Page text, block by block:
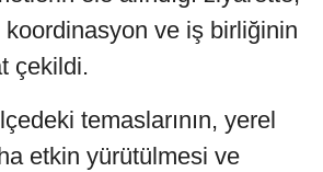
koordinasyon ve iş birliğinin
çekildi.
temaslarının, yerel
etkin yürütülmesi ve